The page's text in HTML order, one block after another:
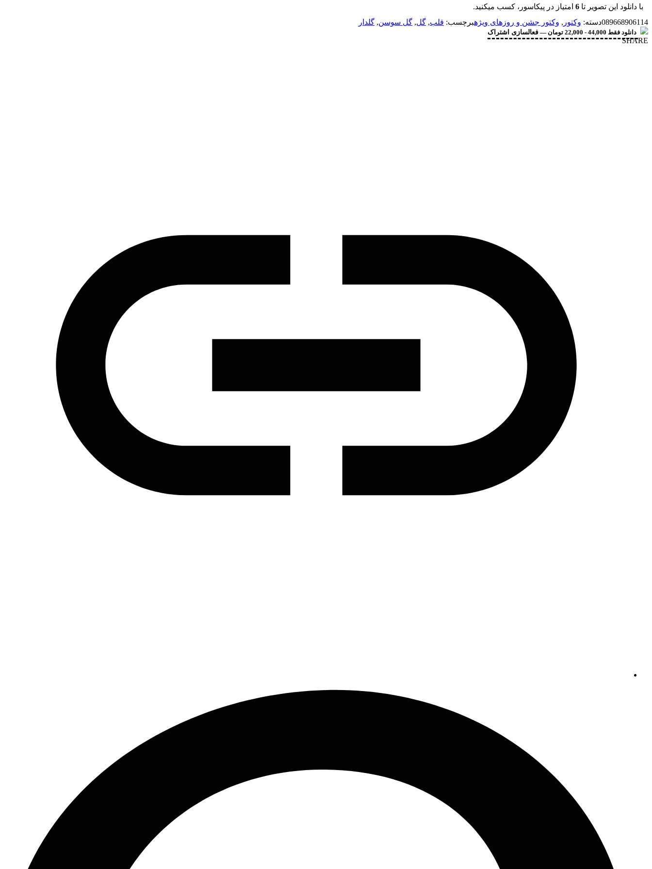
با دانلود این تصویر تا 6 امتیاز در پیکاسور، کسب میکنید.
089668906114دسته: وکتور , وکتور جشن و روزهای ویژهبرچسب: قلب, گل, گل سوسن, گلدار
دانلود فقط 44,000 - 22,000 تومان — فعالسازی اشتراک
SHARE